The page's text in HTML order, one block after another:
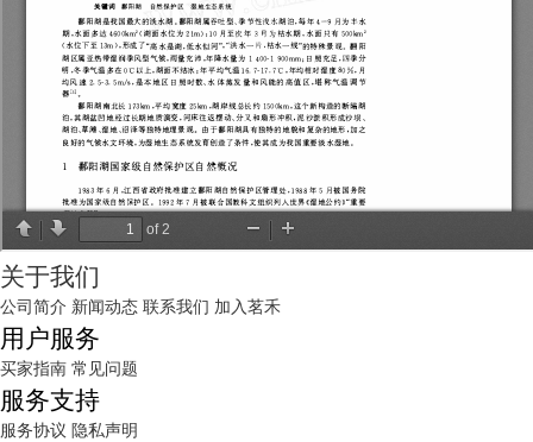
关于我们
公司简介 新闻动态 联系我们 加入茗禾
用户服务
买家指南 常见问题
服务支持
服务协议 隐私声明